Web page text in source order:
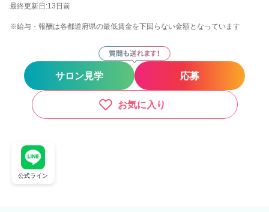
最終更新日:13日前
※給与・報酬は各都道府県の最低賃金を下回らない金額となっています
サロン見学 応募
お気に入り
公式ライン